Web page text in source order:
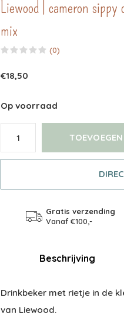
Liewood | cameron
mix
(0)
€18,50
Op voorraad
Gratis verzending
Vanaf €100,-
Beschrijving
Drinkbeker met rietje in de
van Liewood.